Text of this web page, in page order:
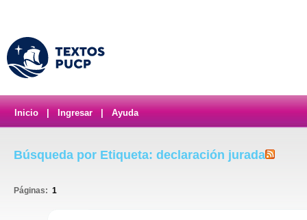
Inicio Ingresar Ayuda
Búsqueda por Etiqueta: declaración jurada
Páginas: 1